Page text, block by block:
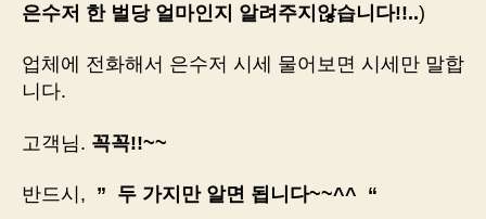
은수저 한 벌당 얼마인지 알려주지않습니다!!..)
업체에 전화해서 은수저 시세 물어보면 시세만 말합
니다.
고객님. 꼭꼭!!~~
반드시, ” 두 가지만 알면 됩니다~~^^ “